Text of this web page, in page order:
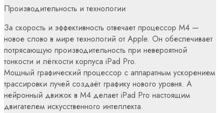
Производительность и технологии
За скорость и эффективность отвечает процессор M4 —
новое слово в мире технологий от Apple. Он обеспечивает
потрясающую производительность при невероятной
тонкости и лёгкости корпуса iPad Pro.
Мощный графический процессор с аппаратным ускорением
трассировки лучей создаёт графику нового уровня. А
нейронный движок в M4 делает iPad Pro настоящим
двигателем искусственного интеллекта.